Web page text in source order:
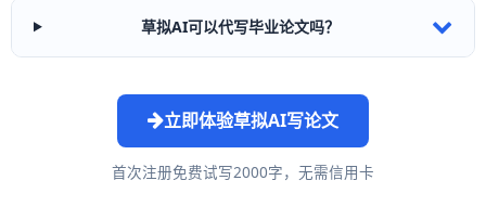
草拟AI可以代写毕业论文吗？
立即体验草拟AI写论文
首次注册免费试写2000字，无需信用卡